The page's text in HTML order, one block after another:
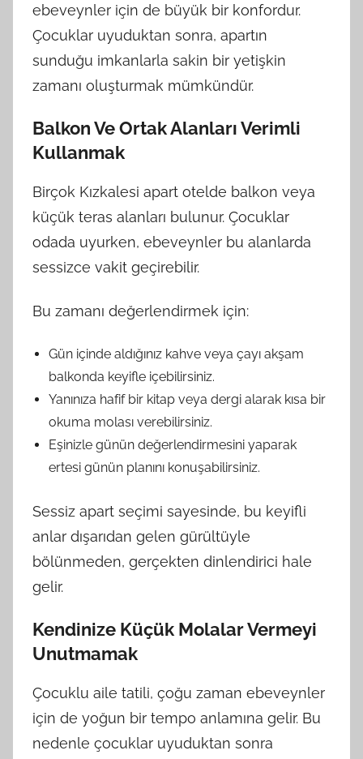
ebeveynler için de büyük bir konfordur.
Çocuklar uyuduktan sonra, apartın
sunduğu imkanlarla sakin bir yetişkin
zamanı oluşturmak mümkündür.
Balkon Ve Ortak Alanları Verimli
Kullanmak
Birçok Kızkalesi apart otelde balkon veya
küçük teras alanları bulunur. Çocuklar
odada uyurken, ebeveynler bu alanlarda
sessizce vakit geçirebilir.
Bu zamanı değerlendirmek için:
Gün içinde aldığınız kahve veya çayı akşam
balkonda keyifle içebilirsiniz.
Yanınıza hafif bir kitap veya dergi alarak kısa bir
okuma molası verebilirsiniz.
Eşinizle günün değerlendirmesini yaparak
ertesi günün planını konuşabilirsiniz.
Sessiz apart seçimi sayesinde, bu keyifli
anlar dışarıdan gelen gürültüyle
bölünmeden, gerçekten dinlendirici hale
gelir.
Kendinize Küçük Molalar Vermeyi
Unutmamak
Çocuklu aile tatili, çoğu zaman ebeveynler
için de yoğun bir tempo anlamına gelir. Bu
nedenle çocuklar uyuduktan sonra